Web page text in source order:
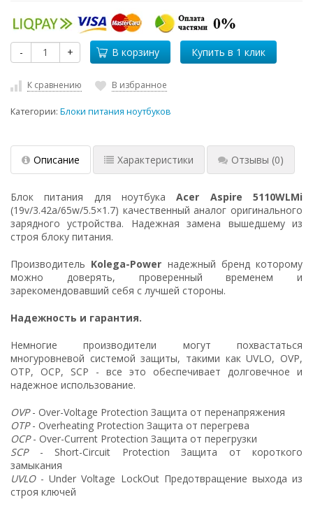
- + В корзину
К сравнению В избранное
Категории: Блоки питания ноутбуков
Описание Характеристики Отзывы (0)
Блок питания для ноутбукаAcer Aspire 5110WLMi
(19v/3.42a/65w/5.5×1.7) качественный аналог оригинального
зарядного устройства. Надежная замена вышедшему из
строя блоку питания.
Производитель Kolega-Power надежный бренд которому
можно доверять, проверенный временем и
зарекомендовавший себя с лучшей стороны.
Надежность и гарантия.
Немногие производители могут похвастаться
многуровневой системой защиты, такими как UVLO, OVP,
OTP, OCP, SCP - все это обеспечивает долговечное и
надежное использование.
OVP- Over-Voltage Protection Защита от перенапряжения
OTP- Overheating Protection Защита от перегрева
OCP- Over-Current Protection Защита от перегрузки
SCP- Short-Circuit Protection Защита от короткого
замыкания
UVLO- Under Voltage LockOut Предотвращение выхода из
строя ключей